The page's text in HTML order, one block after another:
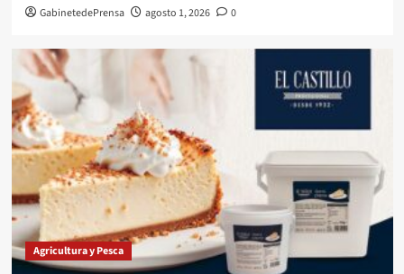
GabinetedePrensa agosto 1, 2026 0
Agricultura y Pesca